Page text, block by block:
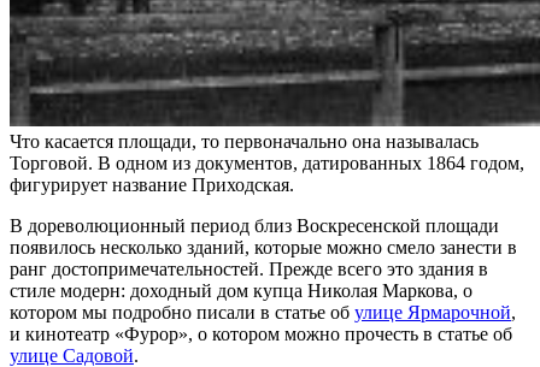
Что касается площади, то первоначально она называлась
Торговой. В одном из документов, датированных 1864 годом,
фигурирует название Приходская.
В дореволюционный период близ Воскресенской площади
появилось несколько зданий, которые можно смело занести в
ранг достопримечательностей. Прежде всего это здания в
стиле модерн: доходный дом купца Николая Маркова, о
котором мы подробно писали в статье об улице Ярмарочной,
и кинотеатр «Фурор», о котором можно прочесть в статье об
улице Садовой.